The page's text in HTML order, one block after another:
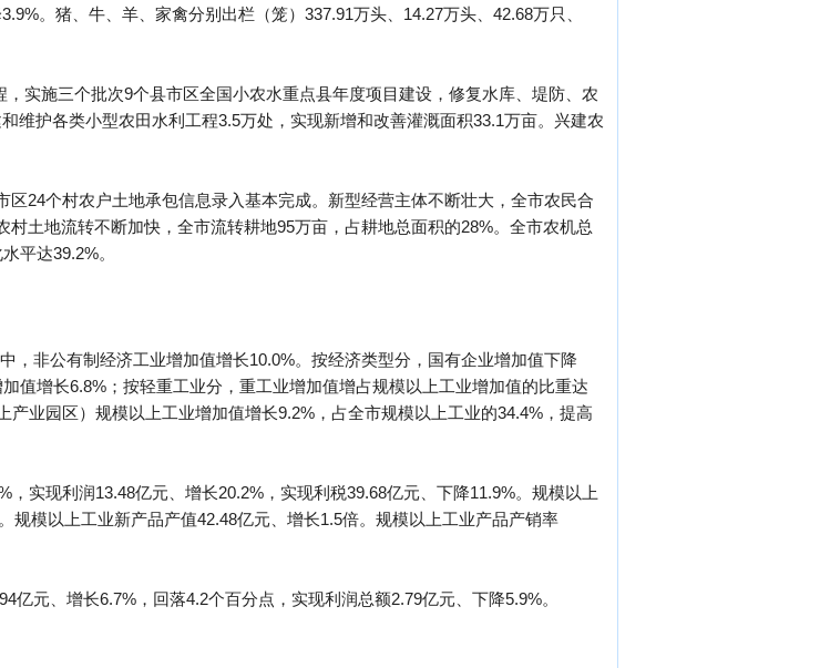
。猪、牛、羊、家禽分别出栏（笼）337.91万头、14.27万头、42.68万只、
实施三个批次9个县市区全国小农水重点县年度项目建设，修复水库、堤防、农
维护各类小型农田水利工程3.5万处，实现新增和改善灌溉面积33.1万亩。兴建农
24个村农户土地承包信息录入基本完成。新型经营主体不断壮大，全市农民合
土地流转不断加快，全市流转耕地95万亩，占耕地总面积的28%。全市农机总
平达39.2%。
，非公有制经济工业增加值增长10.0%。按经济类型分，国有企业增加值下降
值增长6.8%；按轻重工业分，重工业增加值增占规模以上工业增加值的比重达
业园区）规模以上工业增加值增长9.2%，占全市规模以上工业的34.4%，提高
实现利润13.48亿元、增长20.2%，实现利税39.68亿元、下降11.9%。规模以上
规模以上工业新产品产值42.48亿元、增长1.5倍。规模以上工业产品产销率
元、增长6.7%，回落4.2个百分点，实现利润总额2.79亿元、下降5.9%。